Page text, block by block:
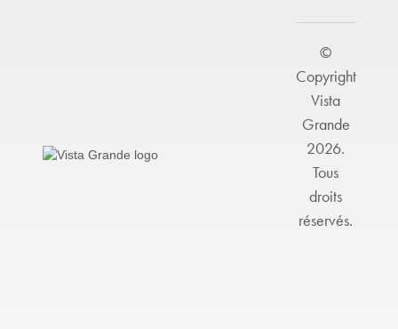
©
Copyright
Vista
Grande
2026.
Tous
droits
réservés.